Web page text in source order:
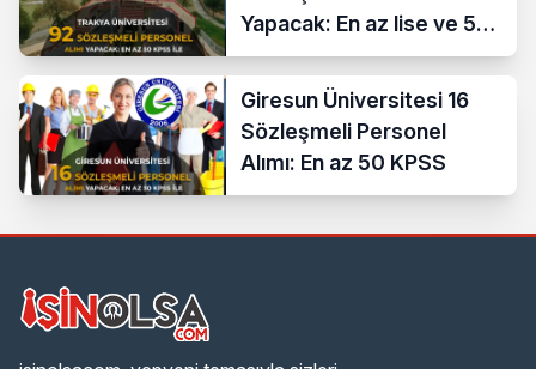
Yapacak: En az lise ve 50
KPSS İle
Giresun Üniversitesi 16
Sözleşmeli Personel
Alımı: En az 50 KPSS